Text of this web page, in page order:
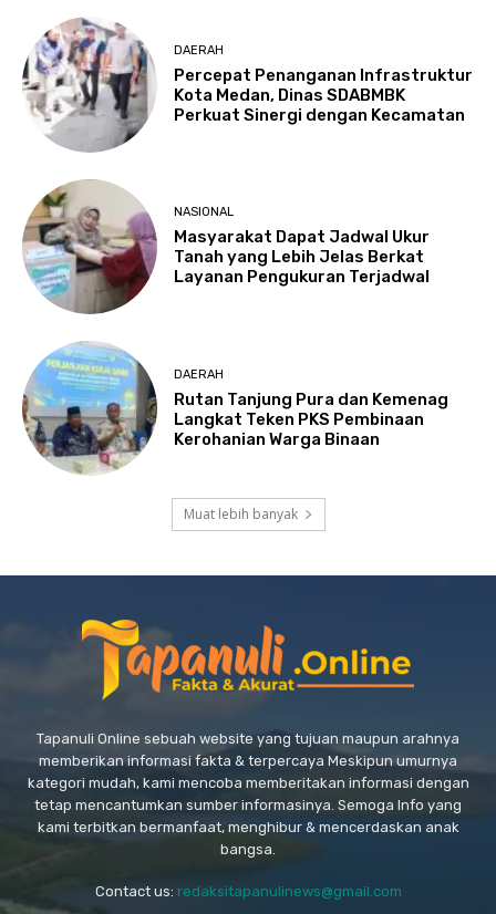
DAERAH
Percepat Penanganan Infrastruktur
Kota Medan, Dinas SDABMBK
Perkuat Sinergi dengan Kecamatan
NASIONAL
Masyarakat Dapat Jadwal Ukur
Tanah yang Lebih Jelas Berkat
Layanan Pengukuran Terjadwal
DAERAH
Rutan Tanjung Pura dan Kemenag
Langkat Teken PKS Pembinaan
Kerohanian Warga Binaan
Muat lebih banyak
Tapanuli Online sebuah website yang tujuan maupun arahnya
memberikan informasi fakta & terpercaya Meskipun umurnya
kategori mudah, kami mencoba memberitakan informasi dengan
tetap mencantumkan sumber informasinya. Semoga Info yang
kami terbitkan bermanfaat, menghibur & mencerdaskan anak
bangsa.
Contact us: redaksitapanulinews@gmail.com